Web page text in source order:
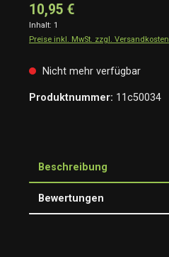
10,95 €
Inhalt: 1
Preise inkl. MwSt. zzgl. Versandkosten
Nicht mehr verfügbar
Produktnummer: 11c50034
Beschreibung
Bewertungen